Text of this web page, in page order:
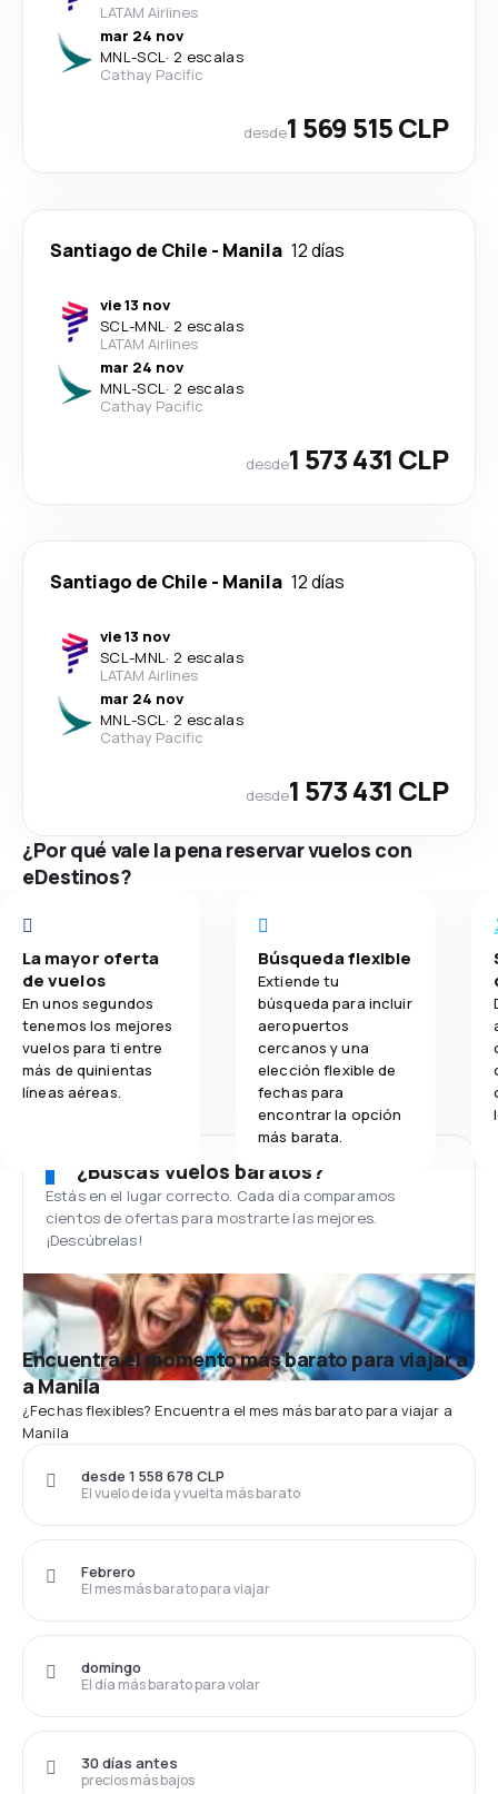
LATAM Airlines
mar 24 nov
MNL-SCL· 2 escalas
Cathay Pacific
desde1 569 515 CLP
Santiago de Chile - Manila 12 días
vie 13 nov
SCL-MNL· 2 escalas
LATAM Airlines
mar 24 nov
MNL-SCL· 2 escalas
Cathay Pacific
desde1 573 431 CLP
Santiago de Chile - Manila 12 días
vie 13 nov
SCL-MNL· 2 escalas
LATAM Airlines
mar 24 nov
MNL-SCL· 2 escalas
Cathay Pacific
desde1 573 431 CLP
¿Por qué vale la pena reservar vuelos con
eDestinos?
La mayor oferta
de vuelos
En unos segundos
tenemos los mejores
vuelos para ti entre
más de quinientas
líneas aéreas.
Búsqueda flexible
Extiende tu
búsqueda para incluir
aeropuertos
cercanos y una
elección flexible de
fechas para
encontrar la opción
más barata.
¿Buscas vuelos baratos?
Estás en el lugar correcto. Cada día comparamos
cientos de ofertas para mostrarte las mejores.
¡Descúbrelas!
Encuentra el momento más barato para viajar a
a Manila
¿Fechas flexibles? Encuentra el mes más barato para viajar a
Manila
El vuelo de ida y vuelta más barato
desde 1 558 678 CLP
El mes más barato para viajar
Febrero
El día más barato para volar
domingo
precios más bajos
30 días antes